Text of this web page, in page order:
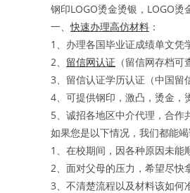
钢印LOGO烫金烫银，LOGO烫
一、快速办理高仿材料 ：
1、办理各国毕业证成绩单文凭
2、 留信网认证 （留信网存档可
3、留信认证学历认证（中国留
4、可提供钢印，激凸，烫金，
5、诚招各地区中介代理，合作
如果您是以下情况，我们都能
1、在校期间，因各种原因未能
2、面对父母的压力，希望尽快
3、不清楚流程以及材料该如何